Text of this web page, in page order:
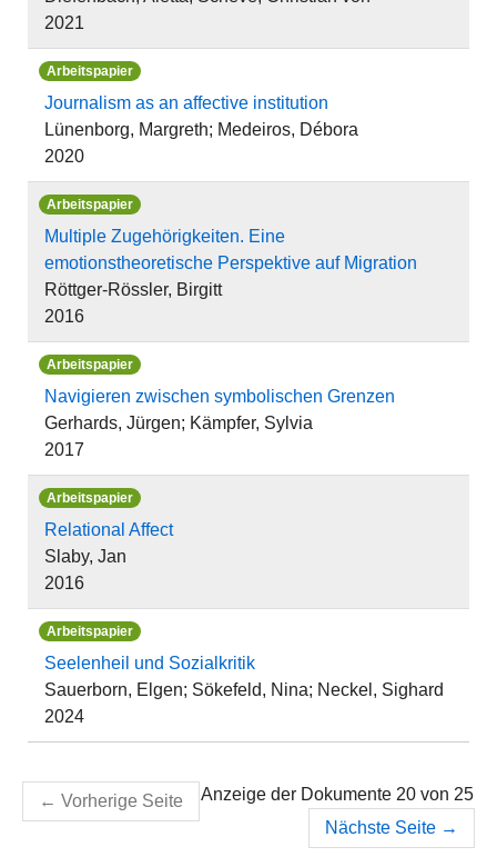
2021
Arbeitspapier
Journalism as an affective institution
Lünenborg, Margreth; Medeiros, Débora
2020
Arbeitspapier
Multiple Zugehörigkeiten. Eine
emotionstheoretische Perspektive auf Migration
Röttger-Rössler, Birgitt
2016
Arbeitspapier
Navigieren zwischen symbolischen Grenzen
Gerhards, Jürgen; Kämpfer, Sylvia
2017
Arbeitspapier
Relational Affect
Slaby, Jan
2016
Arbeitspapier
Seelenheil und Sozialkritik
Sauerborn, Elgen; Sökefeld, Nina; Neckel, Sighard
2024
← Vorherige Seite
Anzeige der Dokumente 20 von 25
Nächste Seite →